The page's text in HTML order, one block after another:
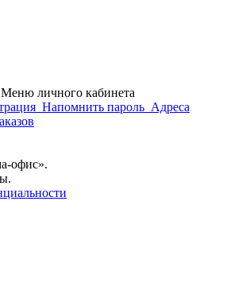
Меню личного кабинета
Напомнить пароль Адреса
офис».